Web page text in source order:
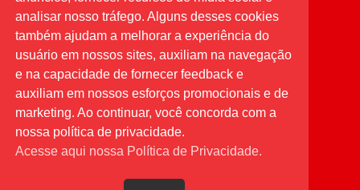
PESQUISAR
Buscar
por:
analisar nosso tráfego. Alguns desses cookies
também ajudam a melhorar a experiência do
usuário em nossos sites, auxiliam na navegação
e na capacidade de fornecer feedback e
auxiliam em nossos esforços promocionais e de
marketing. Ao continuar, você concorda com a
nossa política de privacidade.
Acesse aqui nossa Política de Privacidade.